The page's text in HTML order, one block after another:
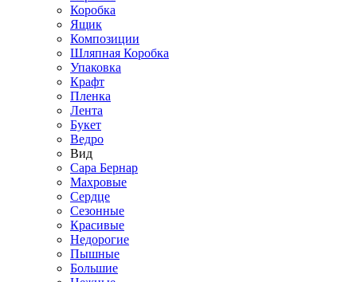
Коробка
Ящик
Композиции
Шляпная Коробка
Упаковка
Крафт
Пленка
Лента
Букет
Ведро
Вид
Сара Бернар
Махровые
Сердце
Сезонные
Красивые
Недорогие
Пышные
Большие